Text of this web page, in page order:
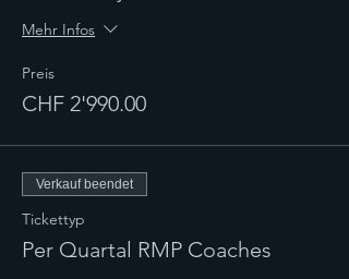
Mehr Infos
Preis
CHF 2'990.00
Verkauf beendet
Tickettyp
Per Quartal RMP Coaches